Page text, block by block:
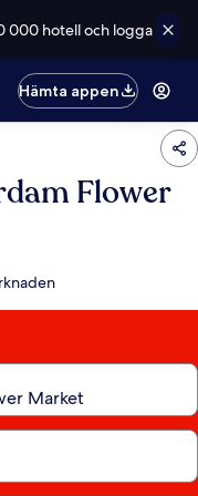
000 hotell och logga
Hämta appen
Flower